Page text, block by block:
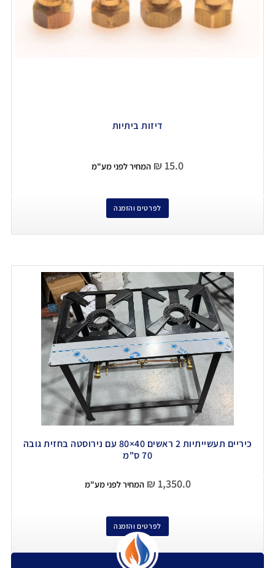
דיזות ביתיות
₪ 15.0 המחיר לפני מע"מ
לפרטים והזמנה
כיריים תעשייתיות 2 ראשים 40×80 עם נירוסטה בחזית גובה
70 ס"מ
₪ 1,350.0 המחיר לפני מע"מ
לפרטים והזמנה